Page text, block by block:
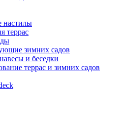
настилы
террас
зимних садов
и беседки
террас и зимних садов